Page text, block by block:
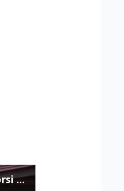
Sparatoria in una scuola in Thailandia, i soccorsi sul posto